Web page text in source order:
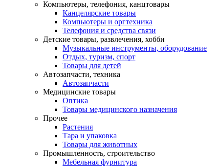
Компьютеры, телефония, канцтовары
Канцелярские товары
Компьютеры и оргтехника
Телефония и средства связи
Детские товары, развлечения, хобби
Музыкальные инструменты, оборудование
Отдых, туризм, спорт
Товары для детей
Автозапчасти, техника
Автозапчасти
Медицинские товары
Оптика
Товары медицинского назначения
Прочее
Растения
Тара и упаковка
Товары для животных
Промышленность, строительство
Мебельная фурнитура